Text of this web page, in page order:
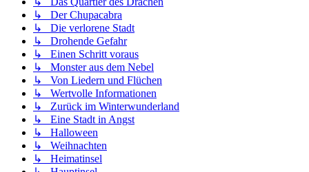
↳ Der Chupacabra
↳ Die verlorene Stadt
↳ Drohende Gefahr
↳ Einen Schritt voraus
↳ Monster aus dem Nebel
↳ Von Liedern und Flüchen
↳ Wertvolle Informationen
↳ Zurück im Winterwunderland
↳ Eine Stadt in Angst
↳ Halloween
↳ Weihnachten
↳ Heimatinsel